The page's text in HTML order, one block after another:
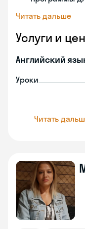
Читать дальше
Услуги и
Английский
Уроки
Читать